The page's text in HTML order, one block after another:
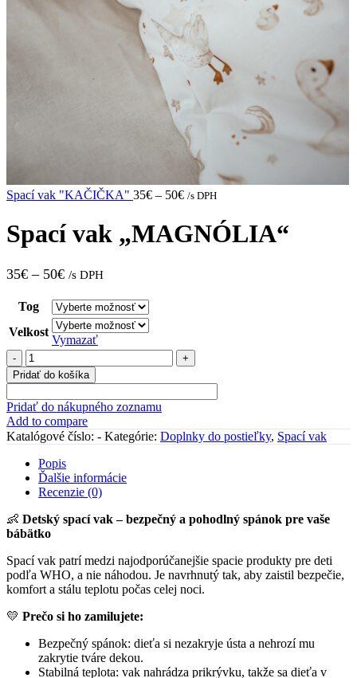
Spací vak "KAČIČKA" 35€ – 50€ /s DPH
Spací vak „MAGNÓLIA“
35€ – 50€ /s DPH
Tog
Velkost
Vymazať
množstvo
Spací
vak
"MAGNÓLIA"
Pridať do košíka
Pridať do nákupného zoznamu
Add to compare
Katalógové číslo: - Kategórie: Doplnky do postieľky, Spací vak
Popis
Ďalšie informácie
Recenzie (0)
👶 Detský spací vak – bezpečný a pohodlný spánok pre vaše
bábätko
Spací vak patrí medzi najodporúčanejšie spacie produkty pre deti
podľa WHO, a nie náhodou. Je navrhnutý tak, aby zaistil bezpečie,
komfort a stálu teplotu počas celej noci.
💛 Prečo si ho zamilujete:
Bezpečný spánok: dieťa si nezakryje ústa a nehrozí mu
zakrytie tváre dekou.
Stabilná teplota: vak nahrádza prikrývku, takže sa dieťa v